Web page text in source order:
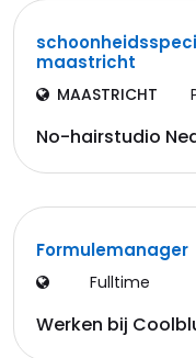
maastricht
MAASTRICHT
No-hairstudio
Formulemanager
Fulltime
Werken bij